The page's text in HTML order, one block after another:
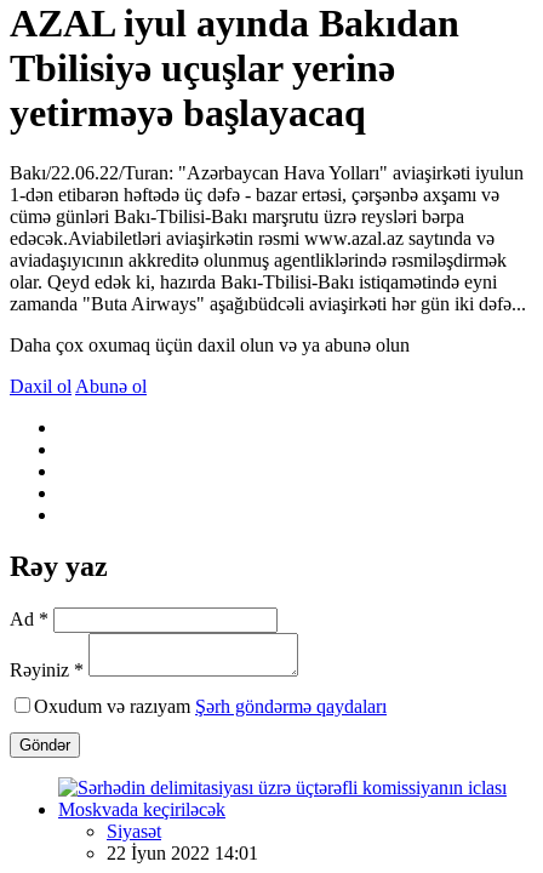
AZAL iyul ayında Bakıdan
Tbilisiyə uçuşlar yerinə
yetirməyə başlayacaq
Bakı/22.06.22/Turan: "Azərbaycan Hava Yolları" aviaşirkəti iyulun
1-dən etibarən həftədə üç dəfə - bazar ertəsi, çərşənbə axşamı və
cümə günləri Bakı-Tbilisi-Bakı marşrutu üzrə reysləri bərpa
edəcək.Aviabiletləri aviaşirkətin rəsmi www.azal.az saytında və
aviadaşıyıcının akkreditə olunmuş agentliklərində rəsmiləşdirmək
olar. Qeyd edək ki, hazırda Bakı-Tbilisi-Bakı istiqamətində eyni
zamanda "Buta Airways" aşağıbüdcəli aviaşirkəti hər gün iki dəfə...
Daha çox oxumaq üçün daxil olun və ya abunə olun
Daxil ol Abunə ol
Rəy yaz
Ad *
Rəyiniz *
Oxudum və razıyam Şərh göndərmə qaydaları
Göndər
Siyasət
22 İyun 2022 14:01